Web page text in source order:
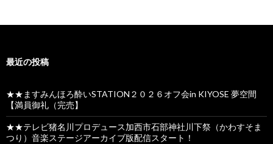
最近の投稿
★★ますみんほろ酔いSTATION２０２６オフ会in KIYOSE 夢空間
【満員御礼（完売】
★★テレビ猪名川プロデュース加西市石部神社川下祭（かわすそま
つり）音楽ステージアーカイブ版配信スタート！